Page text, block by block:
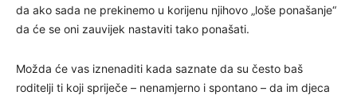
da ako sada ne prekinemo u korijenu njihovo „loše ponašanje“
da će se oni zauvijek nastaviti tako ponašati.
Možda će vas iznenaditi kada saznate da su često baš
roditelji ti koji spriječe – nenamjerno i spontano – da im djeca